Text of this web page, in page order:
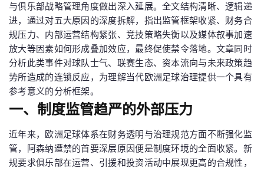
与俱乐部战略管理角度做出深入延展。全文结构清晰、逻辑递
进，通过对五大原因的深度拆解，指出监管框架收紧、财务合
规压力、内部运营结构紧张、竞技策略失衡以及媒体叙事加速
放大等因素如何形成叠加效应，最终促使禁令落地。文章同时
分析此类事件对球队士气、联赛生态、资本流向与未来政策趋
势所造成的连锁反应，为理解当代欧洲足球治理提供一个具有
参考意义的分析框架。
一、制度监管趋严的外部压力
近年来，欧洲足球体系在财务透明与治理规范方面不断强化监
管，阿森纳遭禁的首要深层原因便是制度环境的全面收紧。新
规要求俱乐部在运营、引援和投资活动中展现更高的合规性，